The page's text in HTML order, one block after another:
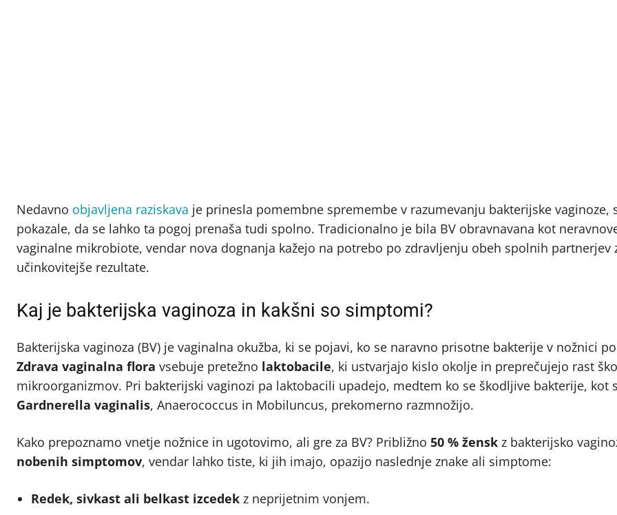
Nedavno objavljena raziskava je prinesla pomembne spremembe v razumevanju bakterijske vaginoze,
pokazale, da se lahko ta pogoj prenaša tudi spolno. Tradicionalno je bila BV obravnavana kot
vaginalne mikrobiote, vendar nova dognanja kažejo na potrebo po zdravljenju obeh spolnih partnerjev
učinkovitejše rezultate.​
Kaj je bakterijska vaginoza in kakšni so simptomi?
Bakterijska vaginoza (BV) je vaginalna okužba, ki se pojavi, ko se naravno prisotne bakterije v nožnici
Zdrava vaginalna flora vsebuje pretežno laktobacile, ki ustvarjajo kislo okolje in preprečujejo rast
mikroorganizmov. Pri bakterijski vaginozi pa laktobacili upadejo, medtem ko se škodljive bakterije, kot
Gardnerella vaginalis, Anaerococcus in Mobiluncus, prekomerno razmnožijo.
Kako prepoznamo vnetje nožnice in ugotovimo, ali gre za BV? Približno 50 % žensk z bakterijsko
nobenih simptomov, vendar lahko tiste, ki jih imajo, opazijo naslednje znake ali simptome:
Redek, sivkast ali belkast izcedek z neprijetnim vonjem.